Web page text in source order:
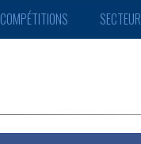
COMPÉTITIONS